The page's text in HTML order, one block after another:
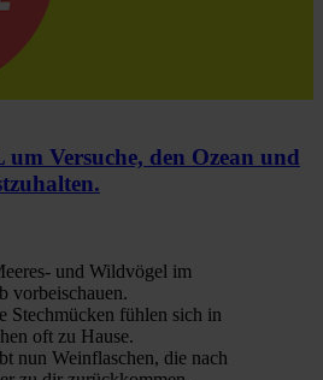
Versuche, den Ozean und
und Wildvögel im
vorbeischauen.
Stechmücken fühlen sich in
oft zu Hause.
nun Weinflaschen, die nach